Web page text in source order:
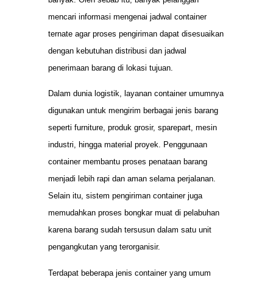
mencari informasi mengenai jadwal container
ternate agar proses pengiriman dapat disesuaikan
dengan kebutuhan distribusi dan jadwal
penerimaan barang di lokasi tujuan.
Dalam dunia logistik, layanan container umumnya
digunakan untuk mengirim berbagai jenis barang
seperti furniture, produk grosir, sparepart, mesin
industri, hingga material proyek. Penggunaan
container membantu proses penataan barang
menjadi lebih rapi dan aman selama perjalanan.
Selain itu, sistem pengiriman container juga
memudahkan proses bongkar muat di pelabuhan
karena barang sudah tersusun dalam satu unit
pengangkutan yang terorganisir.
Terdapat beberapa jenis container yang umum